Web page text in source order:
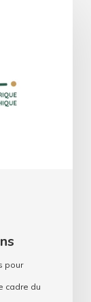
pour
cadre du